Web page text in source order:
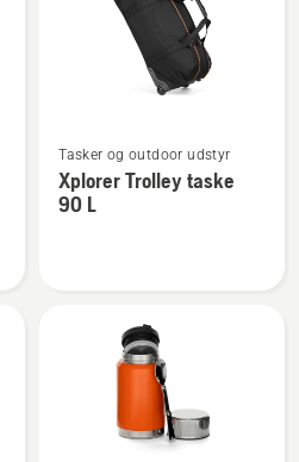
flere
detaljer
om
Tasker og outdoor udstyr
Xplorer Trolley taske
90 L